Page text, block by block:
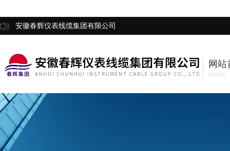
安徽春辉仪表线缆集团有限公司
网站
Home